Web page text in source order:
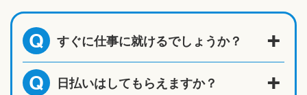
Q すぐに仕事に就けるでしょうか？
Q 日払いはしてもらえますか？